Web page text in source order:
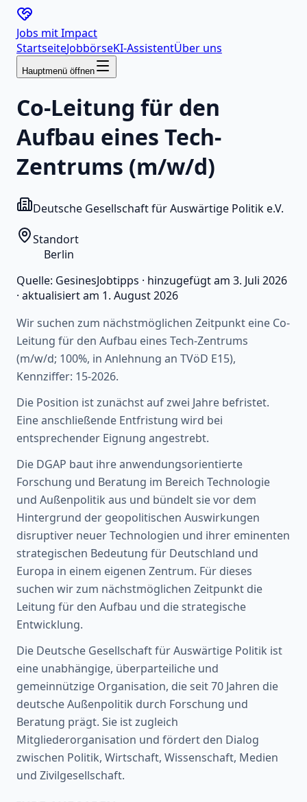
Jobs mitImpact
StartseiteJobbörseKI-AssistentÜber uns
Hauptmenü öffnen
Co-Leitung für den
Aufbau eines Tech-
Zentrums (m/w/d)
Deutsche Gesellschaft für Auswärtige Politik e.V.
Standort
Berlin
Quelle: GesinesJobtipps · hinzugefügt am 3. Juli 2026
· aktualisiert am 1. August 2026
Wir suchen zum nächstmöglichen Zeitpunkt eine Co-
Leitung für den Aufbau eines Tech-Zentrums
(m/w/d; 100%, in Anlehnung an TVöD E15),
Kennziffer: 15-2026.
Die Position ist zunächst auf zwei Jahre befristet.
Eine anschließende Entfristung wird bei
entsprechender Eignung angestrebt.
Die DGAP baut ihre anwendungsorientierte
Forschung und Beratung im Bereich Technologie
und Außenpolitik aus und bündelt sie vor dem
Hintergrund der geopolitischen Auswirkungen
disruptiver neuer Technologien und ihrer eminenten
strategischen Bedeutung für Deutschland und
Europa in einem eigenen Zentrum. Für dieses
suchen wir zum nächstmöglichen Zeitpunkt die
Leitung für den Aufbau und die strategische
Entwicklung.
Die Deutsche Gesellschaft für Auswärtige Politik ist
eine unabhängige, überparteiliche und
gemeinnützige Organisation, die seit 70 Jahren die
deutsche Außenpolitik durch Forschung und
Beratung prägt. Sie ist zugleich
Mitgliederorganisation und fördert den Dialog
zwischen Politik, Wirtschaft, Wissenschaft, Medien
und Zivilgesellschaft.